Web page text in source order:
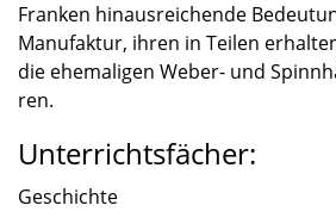
Franken hinaus­rei­chende
Manufak­tur, ihren in Teilen
die ehema­li­gen Weber- und
ren.
Unterrichtsfächer:
Geschichte